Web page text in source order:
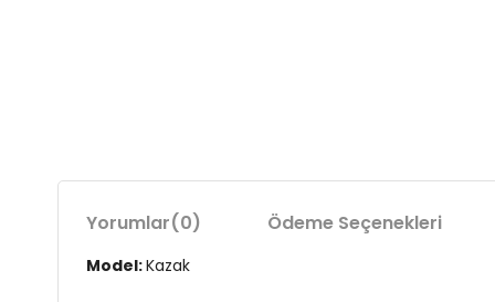
Yorumlar(0) Ödeme Seçenekleri
Model:Kazak